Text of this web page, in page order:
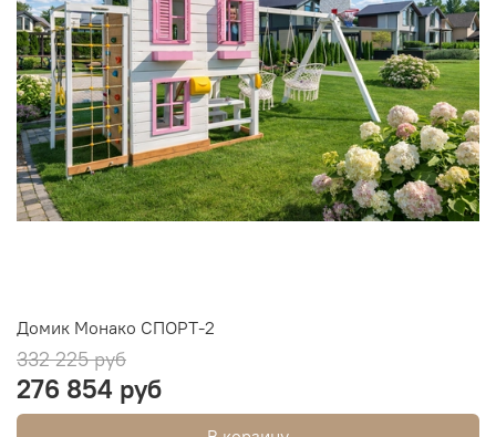
Домик Монако СПОРТ-2
332 225 руб
276 854 руб